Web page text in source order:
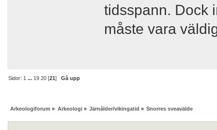
tidsspann. Dock
måste vara
Sidor: 1 ... 19 20 [21]Gå upp
Arkeologiforum » Arkeologi» Järnålder/vikingatid » Snorres sveavälde